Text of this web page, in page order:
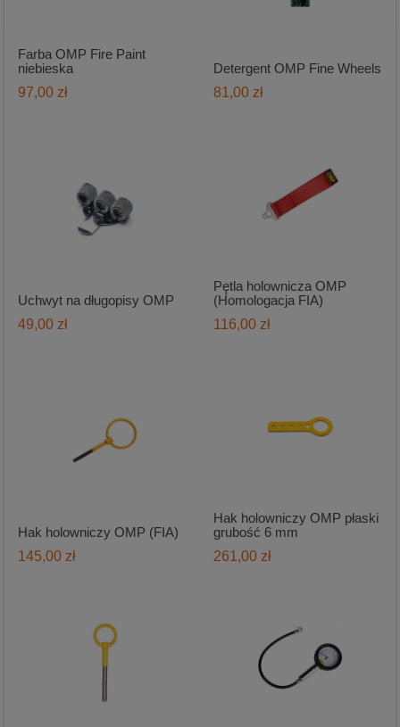
Farba OMP Fire Paint
niebieska
97,00 zł
Detergent OMP Fine Wheels
81,00 zł
Uchwyt na długopisy OMP
49,00 zł
Pętla holownicza OMP
(Homologacja FIA)
116,00 zł
Hak holowniczy OMP (FIA)
145,00 zł
Hak holowniczy OMP płaski
grubość 6 mm
261,00 zł